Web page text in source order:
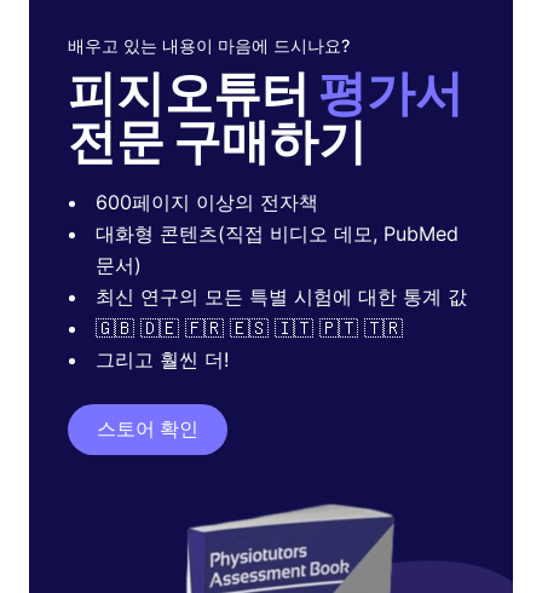
배우고 있는 내용이 마음에 드시나요?
피지오튜터 평가서
전문 구매하기
600페이지 이상의 전자책
대화형 콘텐츠(직접 비디오 데모, PubMed
문서)
최신 연구의 모든 특별 시험에 대한 통계 값
🇬🇧 🇩🇪 🇫🇷 🇪🇸 🇮🇹 🇵🇹 🇹🇷
그리고 훨씬 더!
스토어 확인